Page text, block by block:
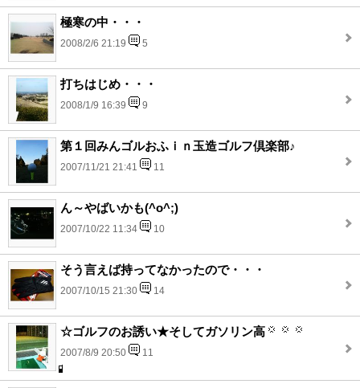
極寒の中・・・
2008/2/6 21:19 5
打ちはじめ・・・
2008/1/9 16:39 9
第１回みんゴルおふｉｎ玉造ゴルフ倶楽部♪
2007/11/21 21:41 11
ん～やばいかも(^o^;)
2007/10/22 11:34 10
そう言えば持ってなかったので・・・
2007/10/15 21:30 14
☆ゴルフのお誘い★そしてガソリン高
2007/8/9 20:50 11